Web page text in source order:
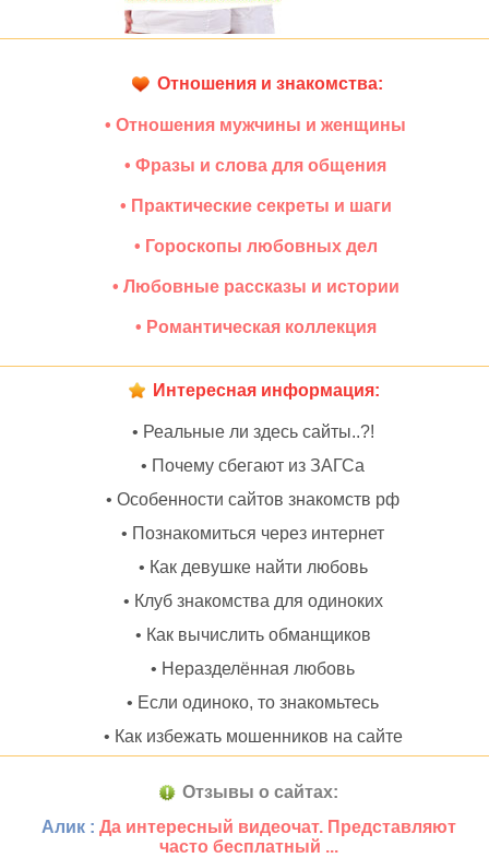
Отношения и знакомства:
• Отношения мужчины и женщины
• Фразы и слова для общения
• Практические секреты и шаги
• Гороскопы любовных дел
• Любовные рассказы и истории
• Романтическая коллекция
Интересная информация:
• Реальные ли здесь сайты..?!
• Почему сбегают из ЗАГСа
• Особенности сайтов знакомств рф
• Познакомиться через интернет
• Как девушке найти любовь
• Клуб знакомства для одиноких
• Как вычислить обманщиков
• Неразделённая любовь
• Если одиноко, то знакомьтесь
• Как избежать мошенников на сайте
Отзывы о сайтах:
Алик : Да интересный видеочат. Представляют
часто бесплатный ...